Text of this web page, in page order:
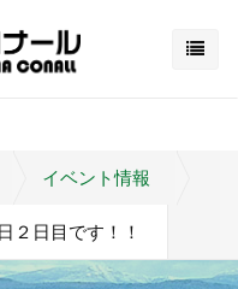
イベント情報
２日目です！！